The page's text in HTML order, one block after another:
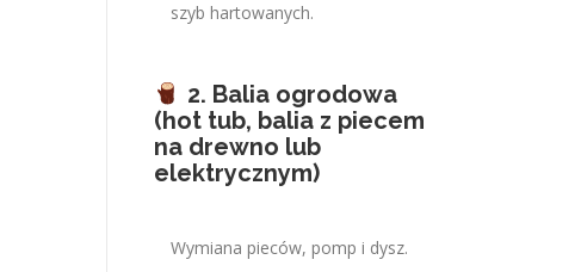
szyb hartowanych.
2. Balia ogrodowa
(hot tub, balia z piecem
na drewno lub
elektrycznym)
Wymiana pieców, pomp i dysz.